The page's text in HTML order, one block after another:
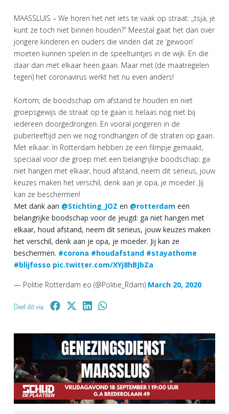
MAASSLUIS – We horen het net iets te vaak op straat: ,,tsja, je
kunt ze toch niet binnen houden?’’ Meestal gaat het dan over
jongere kinderen en ouders die vinden dat ze ‘gewoon’
moeten kunnen spelen in de speeltuintjes in de wijk. En die
daar dan met elkaar heen gaan. Maar met (de maatregelen
tegen) het coronavirus werkt het nu even anders!
Kortom, de boodschap om afstand te houden en niet
groepsgewijs de straat op te gaan is helaas nog niet bij
iedereen doorgedrongen. En vooral jongeren in de
puberleeftijd zien we nog rondhangen of de straten op gaan.
Met elkaar. In Rotterdam hebben ze een filmpje gemaakt,
speciaal voor die groep met een belangrijke boodschap: ga
niet hangen met elkaar, houd afstand, neem dit serieus, jouw
keuzes maken het verschil, denk aan je opa, je moeder. Jij
kan ze beschermen!
Met dank aan @Stichting_JOZ en @rotterdam een
belangrijke boodschap voor de jeugd: ga niet hangen met
elkaar, houd afstand, neem dit serieus, jouw keuzes maken
het verschil, denk aan je opa, je moeder. Jij kan ze
beschermen. #corona #houdafstand #stayathome
#blijfosso pic.twitter.com/XYj8hBJbZa
— Politie Rotterdam eo (@Politie_Rdam) March 20, 2020
Deel dit via: